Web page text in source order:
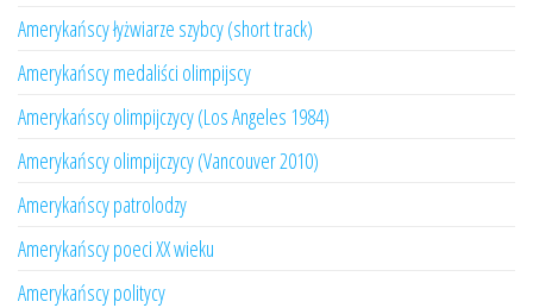
Amerykańscy łyżwiarze szybcy (short track)
Amerykańscy medaliści olimpijscy
Amerykańscy olimpijczycy (Los Angeles 1984)
Amerykańscy olimpijczycy (Vancouver 2010)
Amerykańscy patrolodzy
Amerykańscy poeci XX wieku
Amerykańscy politycy